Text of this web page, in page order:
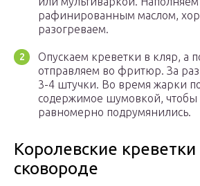
рафинированным маслом,
разогреваем.
Опускаем креветки в кляр, а
отправляем во фритюр. За
3-4 штучки. Во время жарки
содержимое шумовкой, чтобы
равномерно подрумянились.
Королевские
сковороде